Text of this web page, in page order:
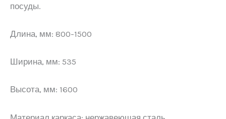
посуды.
Длина, мм: 800-1500
Ширина, мм: 535
Высота, мм: 1600